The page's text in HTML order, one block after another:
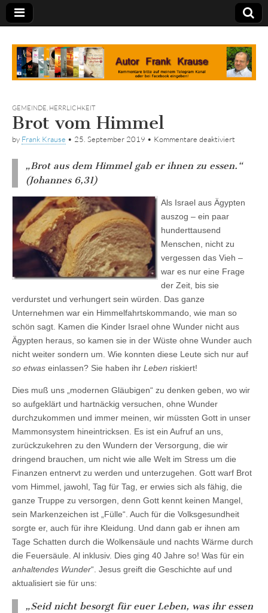
Tagebuch
GEMEINDE, HERRLICHKEIT
Brot vom Himmel
by Frank Krause • 25. September 2019 • Kommentare deaktiviert
Himmel
„Brot aus dem Himmel gab er ihnen zu essen.“
(Johannes 6,31)
Als Israel aus Ägypten
auszog – ein paar
hunderttausend
Menschen, nicht zu
vergessen das Vieh –
war es nur eine Frage
der Zeit, bis sie
verdurstet und verhungert sein würden. Das ganze
Unternehmen war ein Himmelfahrtskommando, wie man so
schön sagt. Kamen die Kinder Israel ohne Wunder nicht aus
Ägypten heraus, so kamen sie in der Wüste ohne Wunder auch
nicht weiter sondern um. Wie konnten diese Leute sich nur auf
so etwas einlassen? Sie haben ihr Leben riskiert!
Dies muß uns „modernen Gläubigen“ zu denken geben, wo wir
so aufgeklärt und hartnäckig versuchen, ohne Wunder
durchzukommen und immer meinen, wir müssten Gott in unser
Mammonsystem hineintricksen. Es ist ein Aufruf an uns,
zurückzukehren zu den Wundern der Versorgung, die wir
dringend brauchen, um nicht wie alle Welt im Stress um die
Finanzen entnervt zu werden und unterzugehen. Gott warf Brot
vom Himmel, jawohl, Tag für Tag, er erwies sich als fähig, die
ganze Truppe zu versorgen, denn Gott kennt keinen Mangel,
sein Markenzeichen ist „Fülle“. Auch für die Volksgesundheit
sorgte er, auch für ihre Kleidung. Und dann gab er ihnen am
Tage Schatten durch die Wolkensäule und nachts Wärme durch
die Feuersäule. Al inklusiv. Dies ging 40 Jahre so! Was für ein
anhaltendes Wunder“. Jesus greift die Geschichte auf und
aktualisiert sie für uns:
„Seid nicht besorgt für euer Leben, was ihr essen